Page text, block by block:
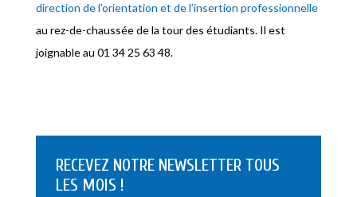
direction de l’orientation et de l’insertion professionnelle
au rez-de-chaussée de la tour des étudiants. Il est
joignable au 01 34 25 63 48.
RECEVEZ NOTRE NEWSLETTER TOUS
LES MOIS !